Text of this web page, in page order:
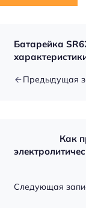
Батарейка
Предыдущая
Как
Следующая